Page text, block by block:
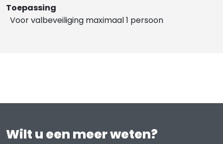
Toepassing
Voor valbeveiliging maximaal 1 persoon
Wilt u een meer weten?